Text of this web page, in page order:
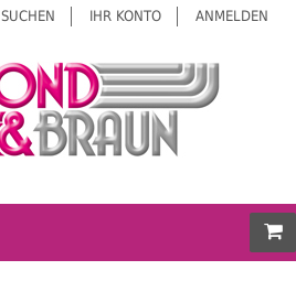
SUCHEN IHR KONTO ANMELDEN